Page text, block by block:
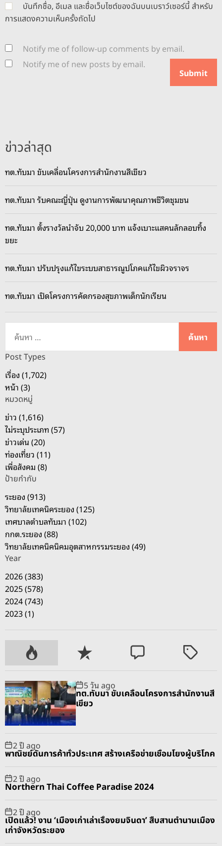
บันทึกชื่อ, อีเมล และชื่อเว็บไซต์ของฉันบนเบราว์เซอร์นี้ สำหรับ
การแสดงความเห็นครั้งถัดไป
Notify me of follow-up comments by email.
Notify me of new posts by email.
ข่าวล่าสุด
ทต.ทับมา ขับเคลื่อนโครงการสำนักงานสีเขียว
ทต.ทับมา รับคณะญี่ปุ่น ดูงานการพัฒนาคุณภาพชีวิตชุมชน
ทต.ทับมา ตั้งรางวัลนำจับ 20,000 บาท แจ้งเบาะแสคนลักลอบทิ้ง
ขยะ
ทต.ทับมา ปรับปรุงแก้ไขระบบสาธารณูปโภคแก้ไขผิวจราจร
ทต.ทับมา เปิดโครงการคัดกรองสุขภาพเด็กนักเรียน
ห
สำ
ห
รั
บ
:
Post Types
เรื่อง (1,702)
หน้า (3)
หมวดหมู่
ข่าว (1,616)
ไม่ระบุประเภท (57)
ข่าวเด่น (20)
ท่องเที่ยว (11)
เพื่อสังคม (8)
ป้ายกำกับ
ระยอง (913)
วิทยาลัยเทคนิคระยอง (125)
เทศบาลตำบลทับมา (102)
กกต.ระยอง (88)
วิทยาลัยเทคนิคนิคมอุตสาหกรรมระยอง (49)
Year
2026 (383)
2025 (578)
2024 (743)
2023 (1)
P
o
u
l
a
r
R
e
e
n
C
o
m
e
T
g
e
5 วัน ago
ทต.ทับมา ขับเคลื่อนโครงการสำนักงานสี
เขียว
2 ปี ago
พาณิชย์ดันการค้าทั่วประเทศ สร้างเครือข่ายเชื่อมโยงผู้บริโภค
2 ปี ago
Northern Thai Coffee Paradise 2024
2 ปี ago
เปิดแล้ว! งาน ‘เมืองเก่าเล่าเรื่องยมจินดา’ สืบสานตำนานเมือง
เก่าจังหวัดระยอง